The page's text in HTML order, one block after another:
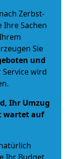
Zerbst-
Sachen
Sie
und
wird
Ihr Umzug
wartet auf
Ihr Budget